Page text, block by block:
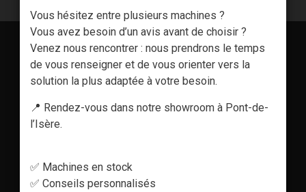
Vous hésitez entre plusieurs machines ?
Vous avez besoin d’un avis avant de choisir ?
Venez nous rencontrer : nous prendrons le temps
de vous renseigner et de vous orienter vers la
solution la plus adaptée à votre besoin.
📍 Rendez-vous dans notre showroom à Pont-de-
l’Isère.
✅ Machines en stock
✅ Conseils personnalisés